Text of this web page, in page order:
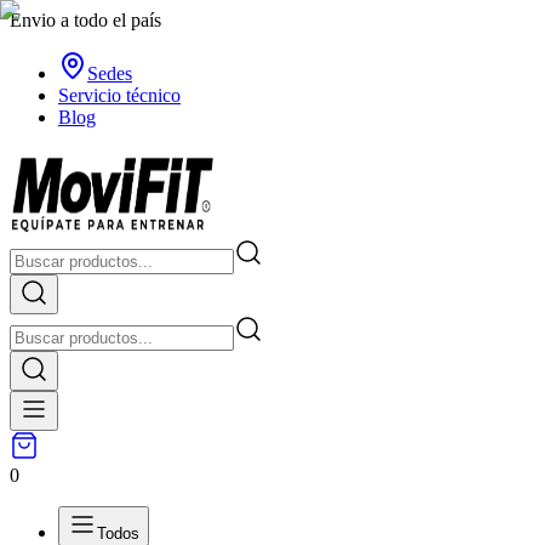
Envio a todo el país
Sedes
Servicio técnico
Blog
0
Todos